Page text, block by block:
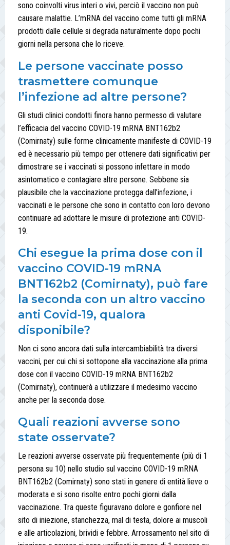
sono coinvolti virus interi o vivi, perciò il vaccino non può
causare malattie. L’mRNA del vaccino come tutti gli mRNA
prodotti dalle cellule si degrada naturalmente dopo pochi
giorni nella persona che lo riceve.
Le persone vaccinate posso
trasmettere comunque
l’infezione ad altre persone?
Gli studi clinici condotti finora hanno permesso di valutare
l’efficacia del vaccino COVID-19 mRNA BNT162b2
(Comirnaty) sulle forme clinicamente manifeste di COVID-19
ed è necessario più tempo per ottenere dati significativi per
dimostrare se i vaccinati si possono infettare in modo
asintomatico e contagiare altre persone. Sebbene sia
plausibile che la vaccinazione protegga dall’infezione, i
vaccinati e le persone che sono in contatto con loro devono
continuare ad adottare le misure di protezione anti COVID-
19.
Chi esegue la prima dose con il
vaccino COVID-19 mRNA
BNT162b2 (Comirnaty), può fare
la seconda con un altro vaccino
anti Covid-19, qualora
disponibile?
Non ci sono ancora dati sulla intercambiabilità tra diversi
vaccini, per cui chi si sottopone alla vaccinazione alla prima
dose con il vaccino COVID-19 mRNA BNT162b2
(Comirnaty), continuerà a utilizzare il medesimo vaccino
anche per la seconda dose.
Quali reazioni avverse sono
state osservate?
Le reazioni avverse osservate più frequentemente (più di 1
persona su 10) nello studio sul vaccino COVID-19 mRNA
BNT162b2 (Comirnaty) sono stati in genere di entità lieve o
moderata e si sono risolte entro pochi giorni dalla
vaccinazione. Tra queste figuravano dolore e gonfiore nel
sito di iniezione, stanchezza, mal di testa, dolore ai muscoli
e alle articolazioni, brividi e febbre. Arrossamento nel sito di